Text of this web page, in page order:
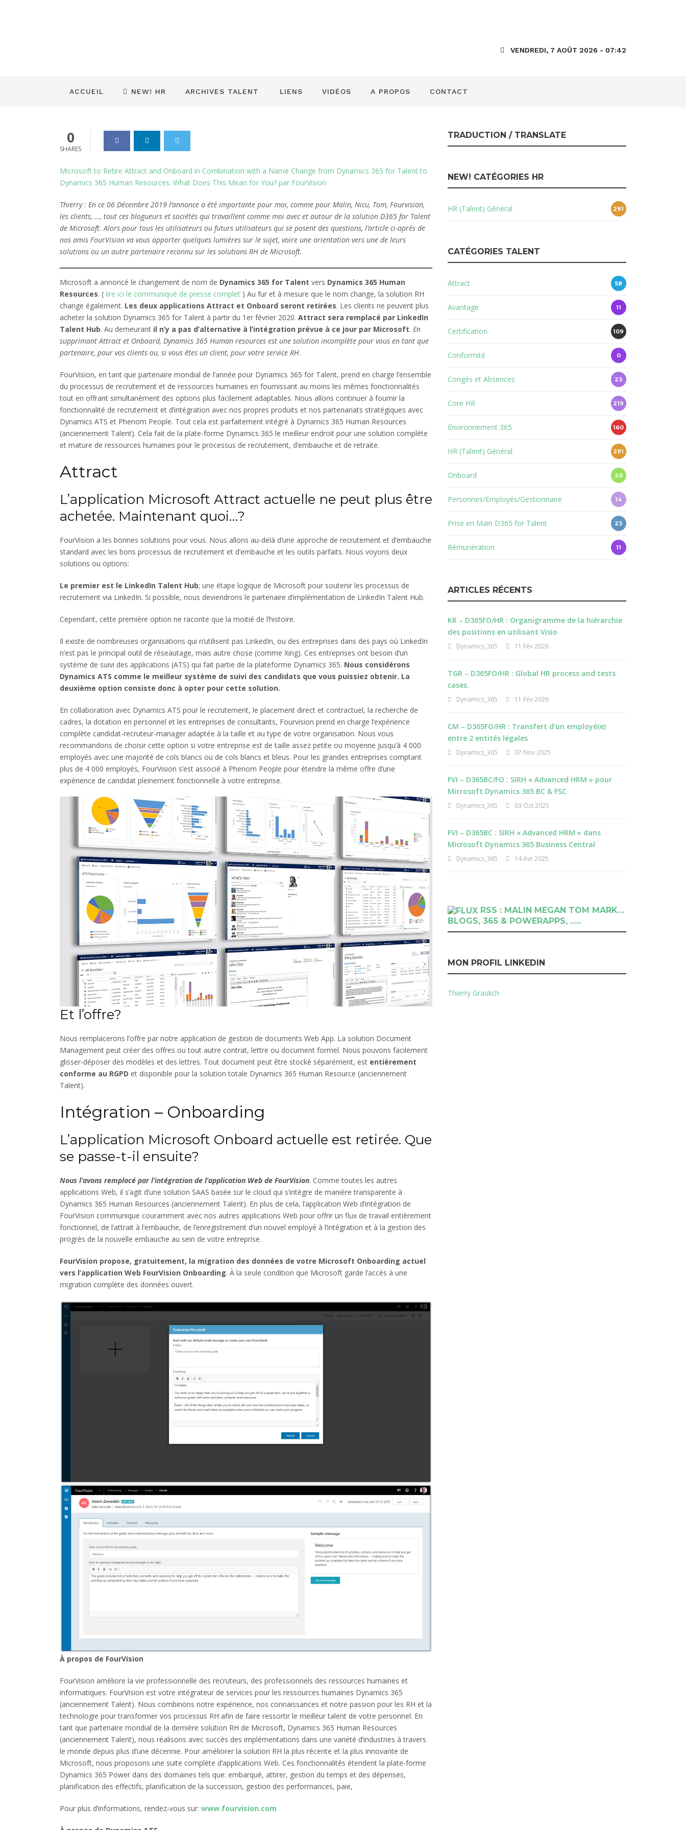
VENDREDI, 7 AOÛT 2026 - 07:42
ACCUEIL NEW! HR ARCHIVES TALENT LIENS VIDÉOS A PROPOS CONTACT
0
SHARES
Microsoft to Retire Attract and Onboard in Combination with a Name Change from Dynamics 365 for Talent to
Dynamics 365 Human Resources. What Does This Mean for You? par FourVision
Thierry : En ce 06 Décembre 2019 l’annonce a été importante pour moi, comme pour Malin, Nicu, Tom, Fourvision,
les clients, …, tout ces blogueurs et sociétés qui travaillent comme moi avec et autour de la solution D365 for Talent
de Microsoft. Alors pour tous les utilisateurs ou futurs utilisateurs qui se posent des questions, l’article ci-après de
nos amis FourVision va vous apporter quelques lumières sur le sujet, voire une orientation vers une de leurs
solutions ou un autre partenaire reconnu sur les solutions RH de Microsoft.
Microsoft a annoncé le changement de nom de Dynamics 365 for Talent vers Dynamics 365 Human
Resources. ( lire ici le communiqué de presse complet ) Au fur et à mesure que le nom change, la solution RH
change également. Les deux applications Attract et Onboard seront retirées. Les clients ne peuvent plus
acheter la solution Dynamics 365 for Talent à partir du 1er février 2020. Attract sera remplacé par LinkedIn
Talent Hub. Au demeurant il n’y a pas d’alternative à l’intégration prévue à ce jour par Microsoft. En
supprimant Attract et Onboard, Dynamics 365 Human resources est une solution incomplète pour vous en tant que
partenaire, pour vos clients ou, si vous êtes un client, pour votre service RH.
FourVision, en tant que partenaire mondial de l’année pour Dynamics 365 for Talent, prend en charge l’ensemble
du processus de recrutement et de ressources humaines en fournissant au moins les mêmes fonctionnalités
tout en offrant simultanément des options plus facilement adaptables. Nous allons continuer à fournir la
fonctionnalité de recrutement et d’intégration avec nos propres produits et nos partenariats stratégiques avec
Dynamics ATS et Phenom People. Tout cela est parfaitement intégré à Dynamics 365 Human Resources
(anciennement Talent). Cela fait de la plate-forme Dynamics 365 le meilleur endroit pour une solution complète
et mature de ressources humaines pour le processus de recrutement, d’embauche et de retraite.
Attract
L’application Microsoft Attract actuelle ne peut plus être
achetée. Maintenant quoi…?
FourVision a les bonnes solutions pour vous. Nous allons au-delà d’une approche de recrutement et d’embauche
standard avec les bons processus de recrutement et d’embauche et les outils parfaits. Nous voyons deux
solutions ou options:
Le premier est le LinkedIn Talent Hub; une étape logique de Microsoft pour soutenir les processus de
recrutement via LinkedIn. Si possible, nous deviendrons le partenaire d’implémentation de LinkedIn Talent Hub.
Cependant, cette première option ne raconte que la moitié de l’histoire.
Il existe de nombreuses organisations qui n’utilisent pas LinkedIn, ou des entreprises dans des pays où LinkedIn
n’est pas le principal outil de réseautage, mais autre chose (comme Xing). Ces entreprises ont besoin d’un
système de suivi des applications (ATS) qui fait partie de la plateforme Dynamics 365. Nous considérons
Dynamics ATS comme le meilleur système de suivi des candidats que vous puissiez obtenir. La
deuxième option consiste donc à opter pour cette solution.
En collaboration avec Dynamics ATS pour le recrutement, le placement direct et contractuel, la recherche de
cadres, la dotation en personnel et les entreprises de consultants, Fourvision prend en charge l’expérience
complète candidat-recruteur-manager adaptée à la taille et au type de votre organisation. Nous vous
recommandons de choisir cette option si votre entreprise est de taille assez petite ou moyenne jusqu’à 4 000
employés avec une majorité de cols blancs ou de cols blancs et bleus. Pour les grandes entreprises comptant
plus de 4 000 employés, FourVision s’est associé à Phenom People pour étendre la même offre d’une
expérience de candidat pleinement fonctionnelle à votre entreprise.
Et l’offre?
Nous remplacerons l’offre par notre application de gestion de documents Web App. La solution Document
Management peut créer des offres ou tout autre contrat, lettre ou document formel. Nous pouvons facilement
glisser-déposer des modèles et des lettres. Tout document peut être stocké séparément, est entièrement
conforme au RGPD et disponible pour la solution totale Dynamics 365 Human Resource (anciennement
Talent).
Intégration – Onboarding
L’application Microsoft Onboard actuelle est retirée. Que
se passe-t-il ensuite?
Nous l’avons remplacé par l’intégration de l’application Web de FourVision. Comme toutes les autres
applications Web, il s’agit d’une solution SAAS basée sur le cloud qui s’intègre de manière transparente à
Dynamics 365 Human Resources (anciennement Talent). En plus de cela, l’application Web d’intégration de
FourVision communique couramment avec nos autres applications Web pour offrir un flux de travail entièrement
fonctionnel, de l’attrait à l’embauche, de l’enregistrement d’un nouvel employé à l’intégration et à la gestion des
progrès de la nouvelle embauche au sein de votre entreprise.
FourVision propose, gratuitement, la migration des données de votre Microsoft Onboarding actuel
vers l’application Web FourVision Onboarding. À la seule condition que Microsoft garde l’accès à une
migration complète des données ouvert.
À propos de FourVision
FourVision améliore la vie professionnelle des recruteurs, des professionnels des ressources humaines et
informatiques. FourVision est votre intégrateur de services pour les ressources humaines Dynamics 365
(anciennement Talent). Nous combinons notre expérience, nos connaissances et notre passion pour les RH et la
technologie pour transformer vos processus RH afin de faire ressortir le meilleur talent de votre personnel. En
tant que partenaire mondial de la dernière solution RH de Microsoft, Dynamics 365 Human Resources
(anciennement Talent), nous réalisons avec succès des implémentations dans une variété d’industries à travers
le monde depuis plus d’une décennie. Pour améliorer la solution RH la plus récente et la plus innovante de
Microsoft, nous proposons une suite complète d’applications Web. Ces fonctionnalités étendent la plate-forme
Dynamics 365 Power dans des domaines tels que: embarqué, attirer, gestion du temps et des dépenses,
planification des effectifs, planification de la succession, gestion des performances, paie,
Pour plus d’informations, rendez-vous sur: www.fourvision.com
TRADUCTION / TRANSLATE
NEW! CATÉGORIES HR
HR (Talent) Général 291
CATÉGORIES TALENT
Attract 58
Avantage 11
Certification 109
Conformité 0
Congés et Absences 23
Core HR 219
Environnement 365 160
HR (Talent) Général 291
Onboard 20
Personnes/Employés/Gestionnaire 14
Prise en Main D365 for Talent 23
Rémunération 11
ARTICLES RÉCENTS
KR – D365FO/HR : Organigramme de la hiérarchie
des positions en utilisant Visio
Dynamics_365 11 Fév 2026
TGR – D365FO/HR : Global HR process and tests
cases.
Dynamics_365 11 Fév 2026
CM – D365FO/HR : Transfert d’un employé(e)
entre 2 entités légales
Dynamics_365 07 Nov 2025
FVI – D365BC/FO : SIRH « Advanced HRM » pour
Microsoft Dynamics 365 BC & FSC
Dynamics_365 03 Oct 2025
FVI – D365BC : SIRH « Advanced HRM » dans
Microsoft Dynamics 365 Business Central
Dynamics_365 14 Avr 2025
RSS : MALIN MEGAN TOM MARK…
BLOGS, 365 & POWERAPPS, …..
MON PROFIL LINKEDIN
Thierry Graulich